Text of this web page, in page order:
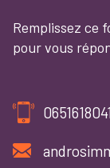
Remplissez ce
pour vous
0651618041